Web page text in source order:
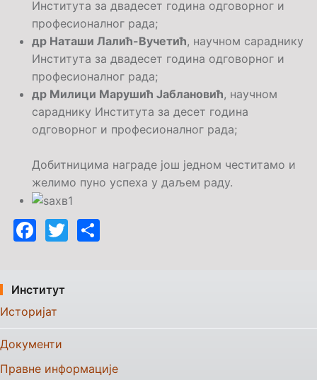
Института за двадесет година одговорног и
професионалног рада;
др Наташи Лалић-Вучетић, научном сараднику
Института за двадесет година одговорног и
професионалног рада;
др Милици Марушић Јаблановић, научном
сараднику Института за десет година
одговорног и професионалног рада;
Добитницима награде још једном честитамо и
желимо пуно успеха у даљем раду.
Facebook
Twitter
Институт
Историјат
Документи
Правне информације